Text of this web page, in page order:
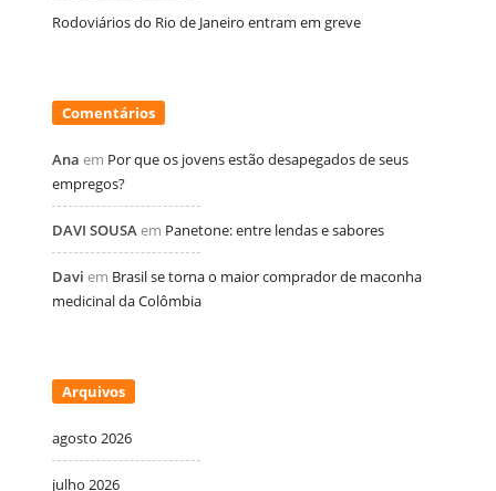
Rodoviários do Rio de Janeiro entram em greve
Comentários
Ana em Por que os jovens estão desapegados de seus
empregos?
DAVI SOUSA em Panetone: entre lendas e sabores
Davi em Brasil se torna o maior comprador de maconha
medicinal da Colômbia
Arquivos
agosto 2026
julho 2026